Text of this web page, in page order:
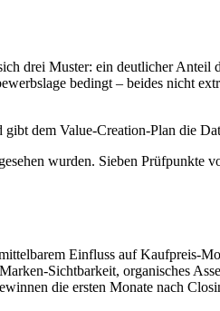
drei Muster: ein deutlicher Anteil
bedingt – beides nicht
dem Value-Creation-Plan die
wurden. Sieben Prüfpunkte
Einfluss auf Kaufpreis-
Sichtbarkeit, organisches
die ersten Monate nach